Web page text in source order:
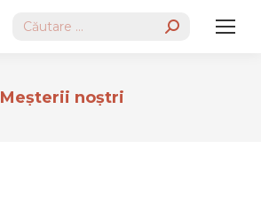
Search:
Meşterii noştri